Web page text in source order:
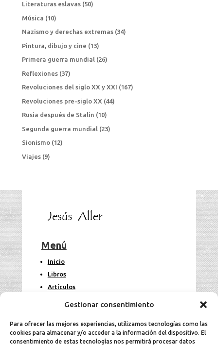
Gestionar consentimiento
Para ofrecer las mejores experiencias, utilizamos tecnologías como las
cookies para almacenar y/o acceder a la información del dispositivo. El
consentimiento de estas tecnologías nos permitirá procesar datos
Literaturas eslavas(50)
Música (10)
Nazismo y derechas extremas(34)
Pintura, dibujo y cine (13)
Primera guerra mundial(26)
Reflexiones(37)
Revoluciones del siglo XX y XXI (167)
Revoluciones pre-siglo XX (44)
Rusia después de Stalin (10)
Segunda guerra mundial (23)
Sionismo(12)
Viajes(9)
Menú
Inicio
Libros
Artículos